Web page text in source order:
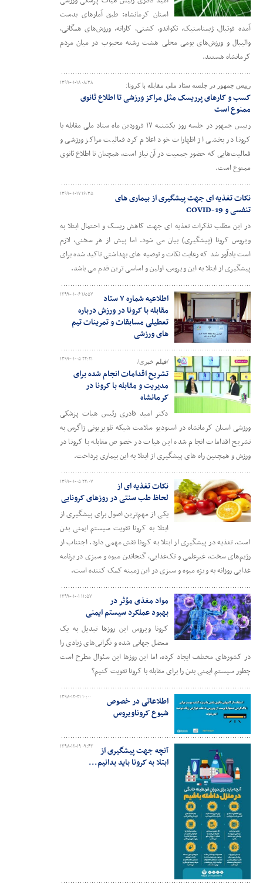
استان کرمانشاه: طبق آمارهای بدست
آمده فوتبال، ژیمناستیک، تکواندو، کشتی، کاراته، ورزش‌های همگانی،
والیبال و ورزش‌های بومی محلی هشت رشته محبوب در میان مردم
کرمانشاه هستند.
۱۳۹۹-۰۱-۱۸ ۰۸:۳۸ رییس جمهور در جلسه ستاد ملی مقابله با کرونا:
کسب و کارهای پرریسک مثل مراکز ورزشی تا اطلاع ثانوی
ممنوع است
رییس جمهور در جلسه روز یکشنبه ۱۷ فروردین ماه ستاد ملی مقابله با
کرونا در بخشی از اظهارات خود اعلام کرد فعالیت مراکز ورزشی و
فعالیت‌هایی که حضور جمعیت در آن نیاز است، همچنان تا اطلاع ثانوی
ممنوع است.
۱۳۹۹-۰۱-۱۷ ۱۶:۳۵
نکات تغذیه ای جهت پیشگیری از بیماری های
تنفسی و COVID-19
در این مطلب تذکرات تغذیه ای جهت کاهش ریسک و احتمال ابتلا به
ویروس کرونا (پیشگیری) بیان می شود. اما پیش از هر سخنی، لازم
است یادآور شد که رعایت نکات و توصیه های بهداشتی تاکید شده برای
پیشگیری از ابتلا به این ویروس، اولین و اساسی ترین قدم می باشد.
۱۳۹۹-۰۱-۰۶ ۱۸:۵۷
اطلاعیه شماره ۷ ستاد
مقابله با کرونا در ورزش درباره
تعطیلی مسابقات و تمرینات تیم
های ورزشی
۱۳۹۹-۰۱-۰۵ ۲۲:۲۱ /فیلم خبری/
تشریح اقدامات انجام شده برای
مدیریت و مقابله با کرونا در
کرمانشاه
دکتر امید قادری رئیس هیات پزشکی
ورزشی استان کرمانشاه در استودیو سلامت شبکه تلویزیونی زاگرس به
تشریح اقدامات انجام شده این هیات در خصوص مقابله با کرونا در
ورزش و همچنین راه های پیشگیری از ابتلا به این بیماری پرداخت.
۱۳۹۹-۰۱-۰۵ ۲۲:۰۷
نکات تغذیه ای از
لحاظ طب سنتی در روزهای کرونایی
یکی از مهم‌ترین اصول برای پیشگیری از
ابتلا به کرونا تقویت سیستم ایمنی بدن
است. تغذیه در پیشگیری از ابتلا به کرونا نقش مهمی دارد. اجتناب از
رژیم‌های سخت، غیرعلمی و تک‌غذایی، گنجاندن میوه و سبزی در برنامه
غذایی‌ روزانه به ویژه میوه و سبزی‌ در این زمینه کمک کننده است.
۱۳۹۹-۰۱-۰۱ ۱۱:۵۷
مواد مغذی مؤثر در
بهبود عملکرد سیستم ایمنی
کرونا ویروس این روزها تبدیل به یک
معضل جهانی شده و نگرانی‌های زیادی را
در کشورهای مختلف ایجاد کرده، اما این روزها این سئوال مطرح است
چطور سیستم ایمنی بدن را برای مقابله با کرونا تقویت کنیم؟
۱۳۹۸-۱۲-۲۱ ۱۰:۰۰
اطلاعاتی در خصوص
شیوع کروناویروس
۱۳۹۸-۱۲-۱۹ ۰۹:۴۳
آنچه جهت پیشگیری از
ابتلا به کرونا باید بدانیم...